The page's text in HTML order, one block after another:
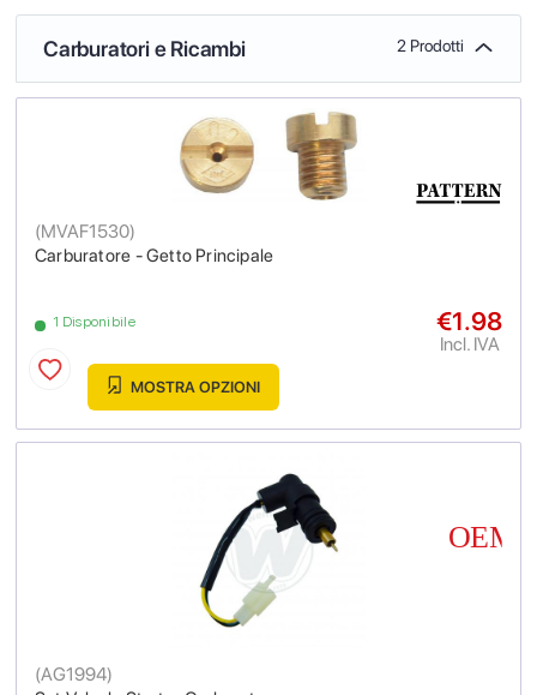
Carburatori e Ricambi 2 Prodotti
Carburatore - Getto Principale
(MVAF1530)
1 Disponibile €1.98
Incl. IVA
MOSTRA OPZIONI
(AG1994)